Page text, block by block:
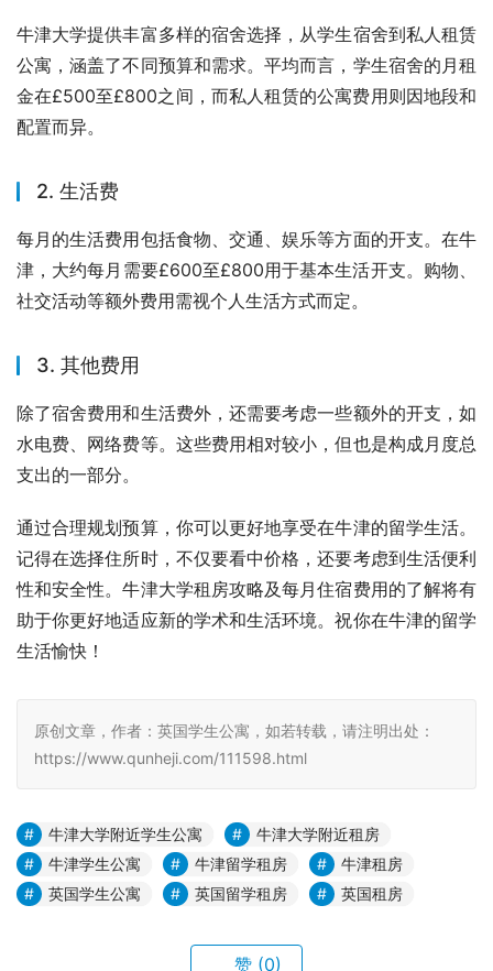
牛津大学提供丰富多样的宿舍选择，从学生宿舍到私人租赁
公寓，涵盖了不同预算和需求。平均而言，学生宿舍的月租
金在£500至£800之间，而私人租赁的公寓费用则因地段和
配置而异。
2. 生活费
每月的生活费用包括食物、交通、娱乐等方面的开支。在牛
津，大约每月需要£600至£800用于基本生活开支。购物、
社交活动等额外费用需视个人生活方式而定。
3. 其他费用
除了宿舍费用和生活费外，还需要考虑一些额外的开支，如
水电费、网络费等。这些费用相对较小，但也是构成月度总
支出的一部分。
通过合理规划预算，你可以更好地享受在牛津的留学生活。
记得在选择住所时，不仅要看中价格，还要考虑到生活便利
性和安全性。牛津大学租房攻略及每月住宿费用的了解将有
助于你更好地适应新的学术和生活环境。祝你在牛津的留学
生活愉快！
原创文章，作者：英国学生公寓，如若转载，请注明出处：
https://www.qunheji.com/111598.html
牛津大学附近学生公寓
牛津大学附近租房
牛津学生公寓
牛津留学租房
牛津租房
英国学生公寓
英国留学租房 英国租房
赞 (0)